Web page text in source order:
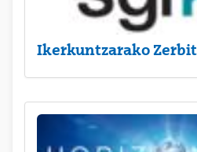
Ikerkuntzarako